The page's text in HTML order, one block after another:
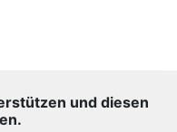
und diesen